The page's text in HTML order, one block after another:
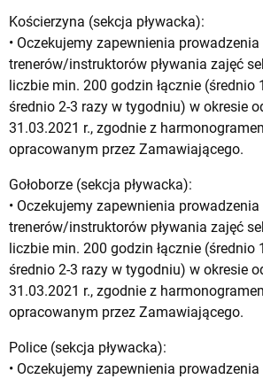
Kościerzyna (sekcja pływacka):
• Oczekujemy zapewnienia prowadzenia
trenerów/instruktorów pływania zajęć
liczbie min. 200 godzin łącznie (średnio
średnio 2-3 razy w tygodniu) w okresie
31.03.2021 r., zgodnie z
opracowanym przez Zamawiającego.
Gołoborze (sekcja pływacka):
• Oczekujemy zapewnienia prowadzenia
trenerów/instruktorów pływania zajęć
liczbie min. 200 godzin łącznie (średnio
średnio 2-3 razy w tygodniu) w okresie
31.03.2021 r., zgodnie z
opracowanym przez Zamawiającego.
Police (sekcja pływacka):
• Oczekujemy zapewnienia prowadzenia